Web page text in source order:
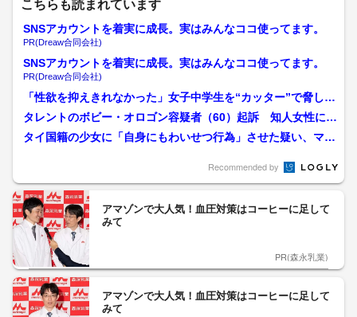
SNSアカウントを着実に成長。実はみんなココ使ってます。
PR(Dreaw合同会社)
SNSアカウントを着実に成長。実はみんなココ使ってます。
PR(Dreaw合同会社)
「性欲を抑えきれなかった」女子中学生を“カッター”で脅し性
的暴行か 56歳の男逮...
タレントのボビー・オロゴン容疑者（60）起訴 知人女性に性
的暴行加えた罪 千葉地...
タイ国籍の少女に「自身にもわいせつ行為」させた疑い、マッ
Recommended by
アマゾンで大人気！血圧対策はコーヒーに足して
みて
PR(森永乳業)
アマゾンで大人気！血圧対策はコーヒーに足して
みて